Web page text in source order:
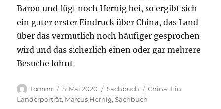
Baron und fügt noch Hernig bei, so ergibt sich
ein guter erster Eindruck über China, das Land
über das vermutlich noch häufiger gesprochen
wird und das sicherlich einen oder gar mehrere
Besuche lohnt.
Autor
tommr
Veröffentlicht
am
5. Mai 2020 Kategorien
Sachbuch Schlagwörter
China. Ein
Länderporträt, Marcus Hernig,Sachbuch